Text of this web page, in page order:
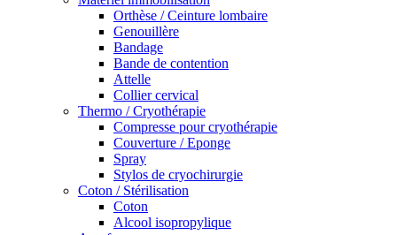
Orthèse / Ceinture lombaire
Genouillère
Bandage
Bande de contention
Attelle
Collier cervical
Thermo / Cryothérapie
Compresse pour cryothérapie
Couverture / Eponge
Spray
Stylos de cryochirurgie
Coton / Stérilisation
Coton
Alcool isopropylique